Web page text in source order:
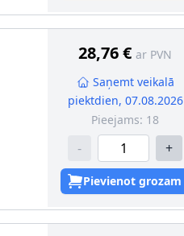
28,76 € ar PVN
Saņemt veikalā
piektdien, 07.08.2026
Pieejams: 18
- +
Pievienot grozam